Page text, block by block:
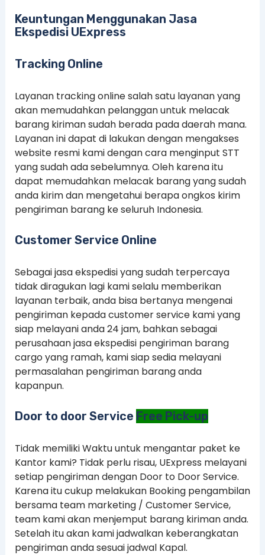
Keuntungan Menggunakan Jasa
Ekspedisi UExpress
Tracking Online
Layanan tracking online salah satu layanan yang
akan memudahkan pelanggan untuk melacak
barang kiriman sudah berada pada daerah mana.
Layanan ini dapat di lakukan dengan mengakses
website resmi kami dengan cara menginput STT
yang sudah ada sebelumnya. Oleh karena itu
dapat memudahkan melacak barang yang sudah
anda kirim dan mengetahui berapa ongkos kirim
pengiriman barang ke seluruh Indonesia.
Customer Service Online
Sebagai jasa ekspedisi yang sudah terpercaya
tidak diragukan lagi kami selalu memberikan
layanan terbaik, anda bisa bertanya mengenai
pengiriman kepada customer service kami yang
siap melayani anda 24 jam, bahkan sebagai
perusahaan jasa ekspedisi pengiriman barang
cargo yang ramah, kami siap sedia melayani
permasalahan pengiriman barang anda
kapanpun.
Door to door Service Free Pick-up
Tidak memiliki Waktu untuk mengantar paket ke
Kantor kami? Tidak perlu risau, UExpress melayani
setiap pengiriman dengan Door to Door Service.
Karena itu cukup melakukan Booking pengambilan
bersama team marketing / Customer Service,
team kami akan menjemput barang kiriman anda.
Setelah itu akan kami jadwalkan keberangkatan
pengiriman anda sesuai jadwal Kapal.